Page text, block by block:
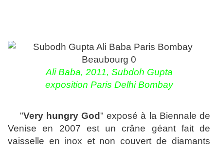
Ali Baba, 2011, Subdoh Gupta
exposition Paris Delhi Bombay
"Very hungry God" exposé à la Biennale de
Venise en 2007 est un crâne géant fait de
vaisselle en inox et non couvert de diamants